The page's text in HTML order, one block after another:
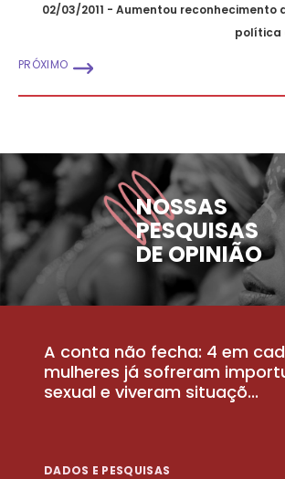
02/03/2011 - Aumentou
política
PRÓXIMO
NOSSAS
PESQUISAS
DE OPINIÃO
A conta não fecha: 4 em
mulheres já sofreram
sexual e viveram situaçõ...
DADOS E PESQUISAS